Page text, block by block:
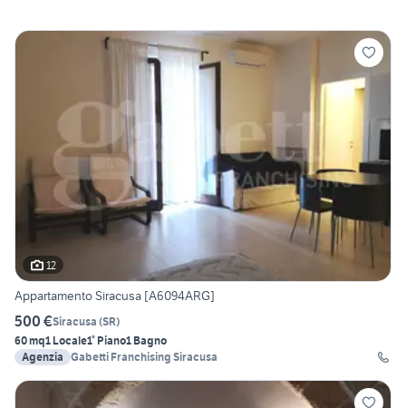
12
Appartamento Siracusa [A6094ARG]
500 €Siracusa (SR)
60 mq1 Locale1° Piano1 Bagno
Agenzia Gabetti Franchising Siracusa